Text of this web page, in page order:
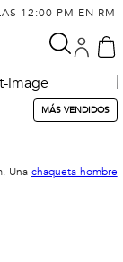
12:00 PM EN RM
MÁS VENDIDOS
Una chaqueta hombre